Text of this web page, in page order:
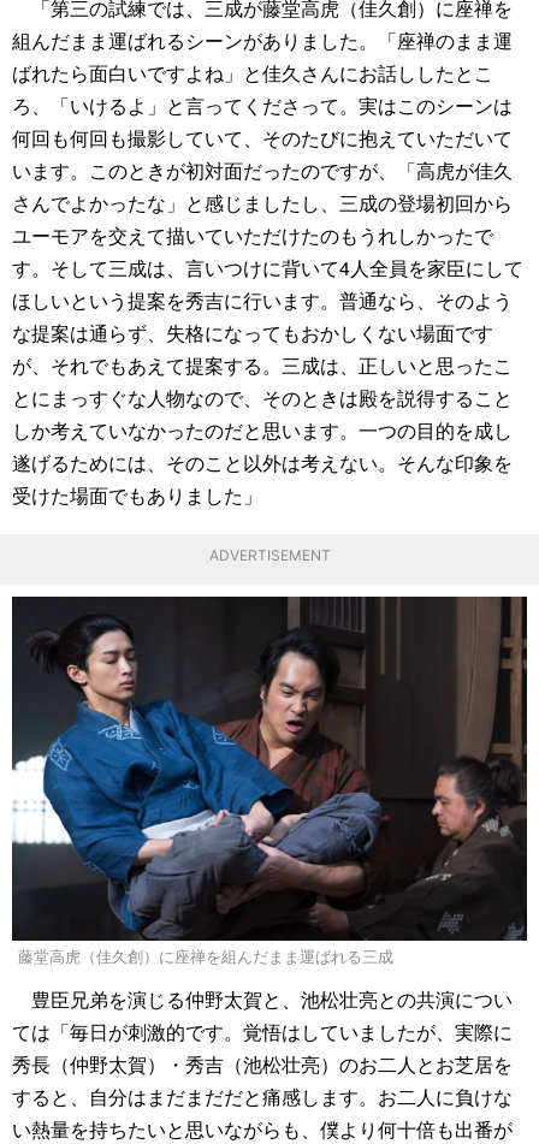
「第三の試練では、三成が藤堂高虎（佳久創）に座禅を
組んだまま運ばれるシーンがありました。「座禅のまま運
ばれたら面白いですよね」と佳久さんにお話ししたとこ
ろ、「いけるよ」と言ってくださって。実はこのシーンは
何回も何回も撮影していて、そのたびに抱えていただいて
います。このときが初対面だったのですが、「高虎が佳久
さんでよかったな」と感じましたし、三成の登場初回から
ユーモアを交えて描いていただけたのもうれしかったで
す。そして三成は、言いつけに背いて4人全員を家臣にして
ほしいという提案を秀吉に行います。普通なら、そのよう
な提案は通らず、失格になってもおかしくない場面です
が、それでもあえて提案する。三成は、正しいと思ったこ
とにまっすぐな人物なので、そのときは殿を説得すること
しか考えていなかったのだと思います。一つの目的を成し
遂げるためには、そのこと以外は考えない。そんな印象を
受けた場面でもありました」
ADVERTISEMENT
藤堂高虎（佳久創）に座禅を組んだまま運ばれる三成
豊臣兄弟を演じる仲野太賀と、池松壮亮との共演につい
ては「毎日が刺激的です。覚悟はしていましたが、実際に
秀長（仲野太賀）・秀吉（池松壮亮）のお二人とお芝居を
すると、自分はまだまだだと痛感します。お二人に負けな
い熱量を持ちたいと思いながらも、僕より何十倍も出番が